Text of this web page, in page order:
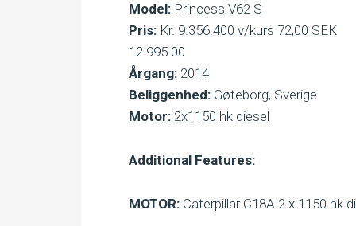
Model: Princess V62 S
Pris: Kr. 9.356.400 v/kurs 72,00 SEK
12.995.00
Årgang: 2014
Beliggenhed: Gøteborg, Sverige
Motor: 2x1150 hk diesel
Additional Features:
MOTOR: Caterpillar C18A 2 x 1150 hk